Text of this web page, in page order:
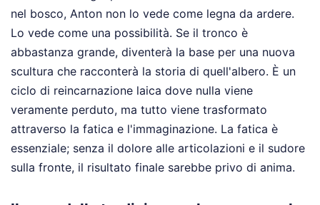
nel bosco, Anton non lo vede come legna da ardere.
Lo vede come una possibilità. Se il tronco è
abbastanza grande, diventerà la base per una nuova
scultura che racconterà la storia di quell'albero. È un
ciclo di reincarnazione laica dove nulla viene
veramente perduto, ma tutto viene trasformato
attraverso la fatica e l'immaginazione. La fatica è
essenziale; senza il dolore alle articolazioni e il sudore
sulla fronte, il risultato finale sarebbe privo di anima.